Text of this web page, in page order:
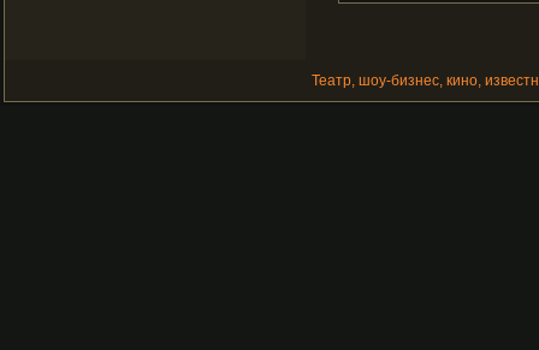
Театр, шоу-бизнес, кино,